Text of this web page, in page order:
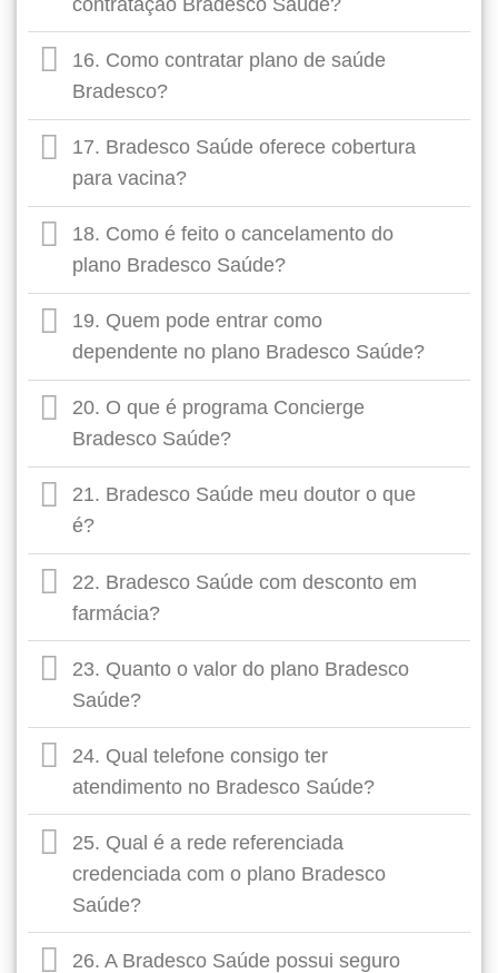
16. Como contratar plano de saúde
Bradesco?
17. Bradesco Saúde oferece cobertura
para vacina?
18. Como é feito o cancelamento do
plano Bradesco Saúde?
19. Quem pode entrar como
dependente no plano Bradesco Saúde?
20. O que é programa Concierge
Bradesco Saúde?
21. Bradesco Saúde meu doutor o que
é?
22. Bradesco Saúde com desconto em
farmácia?
23. Quanto o valor do plano Bradesco
Saúde?
24. Qual telefone consigo ter
atendimento no Bradesco Saúde?
25. Qual é a rede referenciada
credenciada com o plano Bradesco
Saúde?
26. A Bradesco Saúde possui seguro